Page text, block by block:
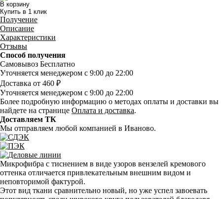
В корзину
Купить в 1 клик
Получение
Описание
Характеристики
Отзывы
Способ получения
Самовывоз Бесплатно
Уточняется менеджером с 9:00 до 22:00
Доставка от 460 ₽
Уточняется менеджером с 9:00 до 22:00
Более подробную информацию о методах оплаты и доставки вы
найдете на странице Оплата и доставка.
Доставляем ТК
Мы отправляем любой компанией в Иваново.
Микрофибра с тиснением в виде узоров вензелей кремового
оттенка отличается привлекательным внешним видом и
неповторимой фактурой.
Этот вид ткани сравнительно новый, но уже успел завоевать